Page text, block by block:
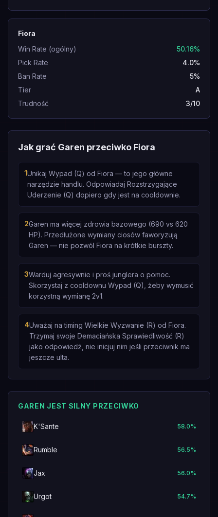
Fiora
Win Rate (ogólny)
50.16%
Pick Rate
4.0%
Ban Rate
5%
Tier
A
Trudność
3/10
Jak grać Garen przeciwko Fiora
1Unikaj Wypad (Q) od Fiora — to jego główne
narzędzie handlu. Odpowiadaj Rozstrzygające
Uderzenie (Q) dopiero gdy jest na cooldownie.
2Garen ma więcej zdrowia bazowego (690 vs 620
HP). Przedłużone wymiany ciosów faworyzują
Garen — nie pozwól Fiora na krótkie burszty.
3Warduj agresywnie i proś junglera o pomoc.
Skorzystaj z cooldownu Wypad (Q), żeby wymusić
korzystną wymianę 2v1.
4Uważaj na timing Wielkie Wyzwanie (R) od Fiora.
Trzymaj swoje Demaciańska Sprawiedliwość (R)
jako odpowiedź, nie inicjuj nim jeśli przeciwnik ma
jeszcze ulta.
GAREN JEST SILNY PRZECIWKO
K'Sante 58.0%
Rumble 56.5%
Jax 56.0%
Urgot 54.7%